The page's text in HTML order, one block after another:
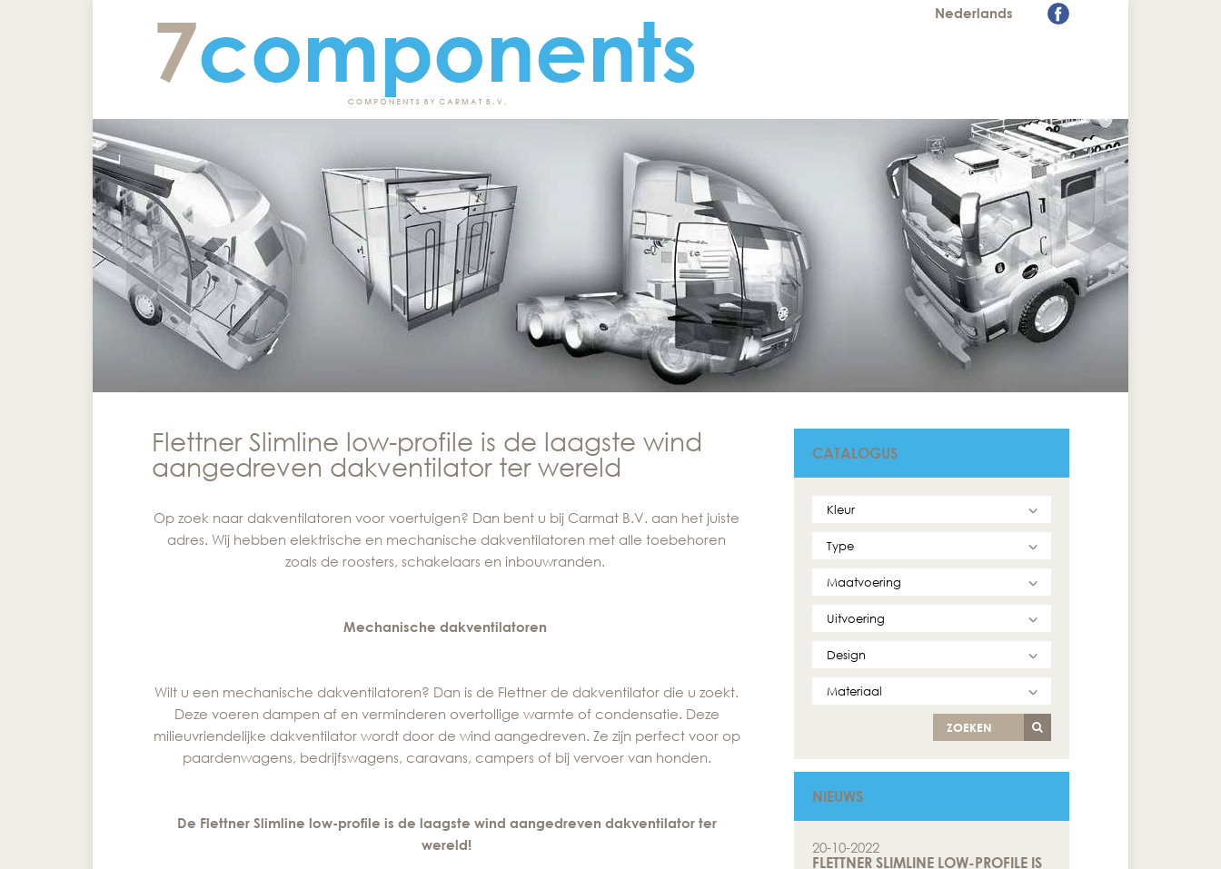
Nederlands
Flettner Slimline low-profile is de laagste wind
aangedreven dakventilator ter wereld
Op zoek naar dakventilatoren voor voertuigen? Dan bent u bij Carmat B.V. aan het juiste
adres. Wij hebben elektrische en mechanische dakventilatoren met alle toebehoren
zoals de roosters, schakelaars en inbouwranden.
Mechanische dakventilatoren
Wilt u een mechanische dakventilatoren? Dan is de Flettner de dakventilator die u zoekt.
Deze voeren dampen af en verminderen overtollige warmte of condensatie. Deze
milieuvriendelijke dakventilator wordt door de wind aangedreven. Ze zijn perfect voor op
paardenwagens, bedrijfswagens, caravans, campers of bij vervoer van honden.
De Flettner Slimline low-profile is de laagste wind aangedreven dakventilator ter
wereld!
CATALOGUS
ZOEKEN
NIEUWS
20-10-2022
FLETTNER SLIMLINE LOW-PROFILE IS